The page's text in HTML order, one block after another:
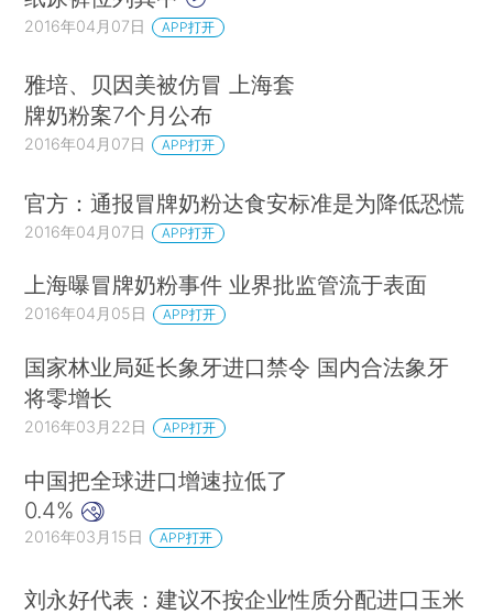
2016年04月07日 APP打开
雅培、贝因美被仿冒 上海套
牌奶粉案7个月公布
2016年04月07日 APP打开
官方：通报冒牌奶粉达食安标准是为降低恐慌
2016年04月07日 APP打开
上海曝冒牌奶粉事件 业界批监管流于表面
2016年04月05日 APP打开
国家林业局延长象牙进口禁令 国内合法象牙
将零增长
2016年03月22日 APP打开
中国把全球进口增速拉低了
0.4%
2016年03月15日 APP打开
刘永好代表：建议不按企业性质分配进口玉米